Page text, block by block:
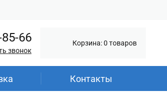
66
звонок
Корзина: 0 товаров
Контакты